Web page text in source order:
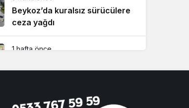
Beykoz’da kuralsız sürücülere
ceza yağdı
1 hafta önce
1 ay önce